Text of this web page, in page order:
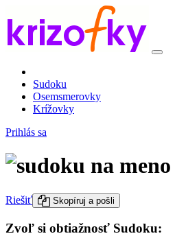
Sudoku
Osemsmerovky
Krížovky
Prihlás sa
Riešiť Skopíruj a pošli
Zvoľ si obtiažnosť Sudoku: